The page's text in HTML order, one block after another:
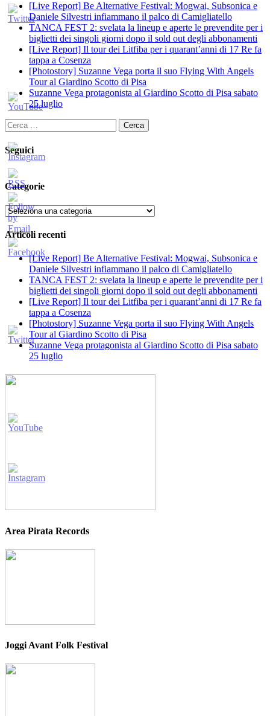
[Live Report] Be Alternative Festival: Mogwai, Subsonica e
Daniele Silvestri infiammano il palco di Camigliatello
TANCA FEST 2: svelata la lineup e aperte le prevendite per i
biglietti dei singoli giorni dopo il sold out degli abbonamenti
[Live Report] Il tour dei Litfiba per i quarant’anni di 17 Re fa
tappa a Cosenza
[Photostory] Suzanne Vega porta il suo Flying With Angels
Tour al Giardino Scotto di Pisa
Suzanne Vega protagonista al Giardino Scotto di Pisa sabato
25 luglio
Ricerca
per:
Seguici
Categorie
Categorie
Articoli recenti
[Live Report] Be Alternative Festival: Mogwai, Subsonica e
Daniele Silvestri infiammano il palco di Camigliatello
TANCA FEST 2: svelata la lineup e aperte le prevendite per i
biglietti dei singoli giorni dopo il sold out degli abbonamenti
[Live Report] Il tour dei Litfiba per i quarant’anni di 17 Re fa
tappa a Cosenza
[Photostory] Suzanne Vega porta il suo Flying With Angels
Tour al Giardino Scotto di Pisa
Suzanne Vega protagonista al Giardino Scotto di Pisa sabato
25 luglio
Area Pirata Records
Joggi Avant Folk Festival